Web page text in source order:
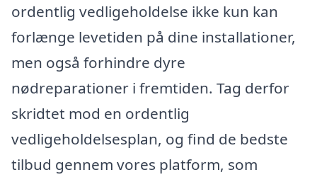
ordentlig vedligeholdelse ikke kun kan
forlænge levetiden på dine installationer,
men også forhindre dyre
nødreparationer i fremtiden. Tag derfor
skridtet mod en ordentlig
vedligeholdelsesplan, og find de bedste
tilbud gennem vores platform, som